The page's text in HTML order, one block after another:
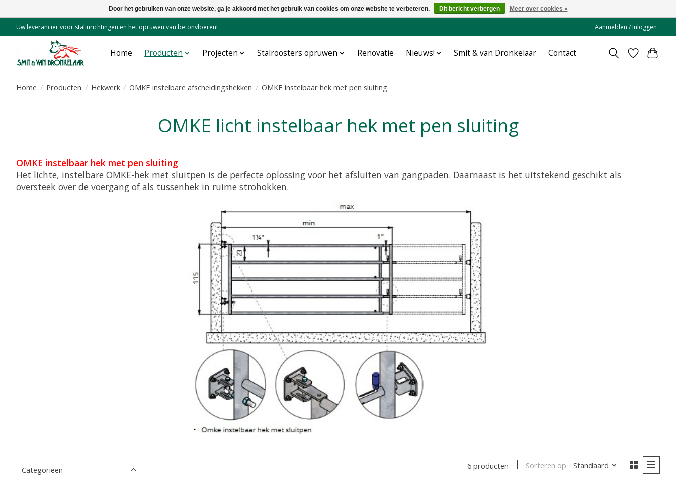
Uw leverancier voor stalinrichtingen en het opruwen van betonvloeren! Aanmelden / Inloggen
Home Producten Projecten Stalroosters opruwen Renovatie Nieuws! Smit & van Dronkelaar Contact
Home / Producten / Hekwerk / OMKE instelbare afscheidingshekken / OMKE instelbaar hek met pen sluiting
OMKE licht instelbaar hek met pen sluiting
OMKE instelbaar hek met pen sluiting
Het lichte, instelbare OMKE-hek met sluitpen is de perfecte oplossing voor het afsluiten van gangpaden. Daarnaast is het uitstekend geschikt als
oversteek over de voergang of als tussenhek in ruime strohokken.
Categorieën 6 producten Sorteren op Standaard
Door het gebruiken van onze website, ga je akkoord met het gebruik van cookies om onze website te verbeteren. Dit bericht verbergen Meer over cookies »